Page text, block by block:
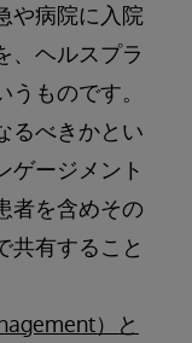
や病院に入院
、ヘルスプラ
ものです。
るべきかとい
ゲージメント
者を含めその
共有すること
）と